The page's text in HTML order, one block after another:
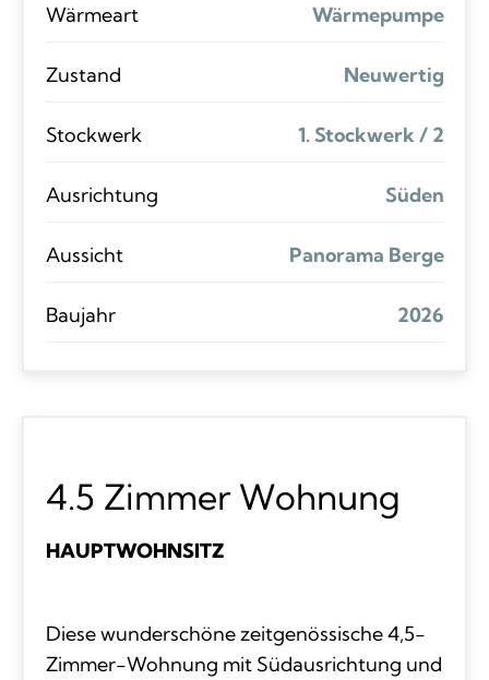
Wärmeart Wärmepumpe
Zustand Neuwertig
Stockwerk 1. Stockwerk / 2
Ausrichtung Süden
Aussicht Panorama Berge
Baujahr 2026
4.5 Zimmer Wohnung
HAUPTWOHNSITZ
Diese wunderschöne zeitgenössische 4,5-
Zimmer-Wohnung mit Südausrichtung und